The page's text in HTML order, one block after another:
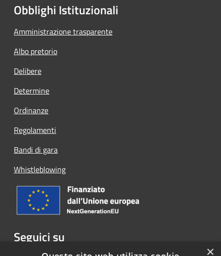
Obblighi Istituzionali
Amministrazione trasparente
Albo pretorio
Delibere
Determine
Ordinanze
Regolamenti
Bandi di gara
Whistleblowing
Seguici su
×